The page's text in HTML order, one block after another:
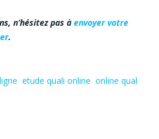
n’hésitez pas à envoyer votre
.
etude quali online online qual